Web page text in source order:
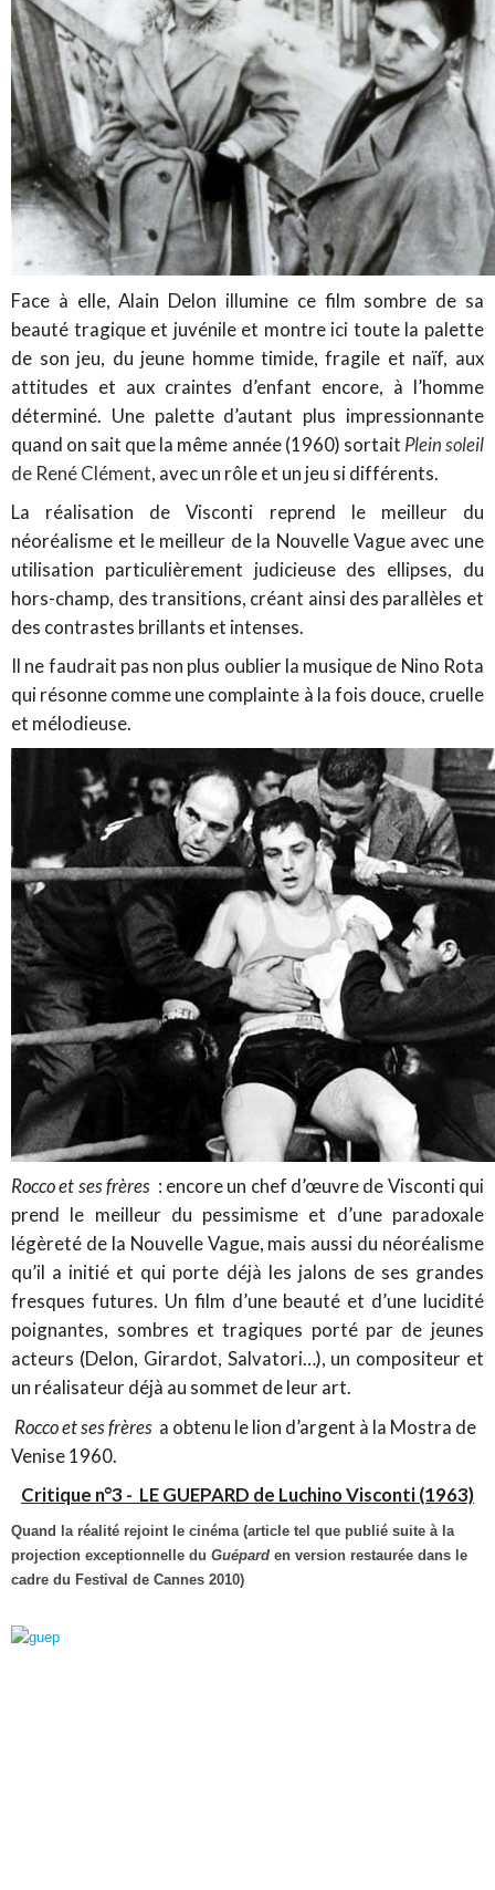
Face à elle, Alain Delon illumine ce film sombre de sa
beauté tragique et juvénile et montre ici toute la palette
de son jeu, du jeune homme timide, fragile et naïf, aux
attitudes et aux craintes d’enfant encore, à l’homme
déterminé. Une palette d’autant plus impressionnante
quand on sait que la même année (1960) sortait Plein soleil
de René Clément, avec un rôle et un jeu si différents.
La réalisation de Visconti reprend le meilleur du
néoréalisme et le meilleur de la Nouvelle Vague avec une
utilisation particulièrement judicieuse des ellipses, du
hors-champ, des transitions, créant ainsi des parallèles et
des contrastes brillants et intenses.
Il ne faudrait pas non plus oublier la musique de Nino Rota
qui résonne comme une complainte à la fois douce, cruelle
et mélodieuse.
Rocco et ses frères : encore un chef d’œuvre de Visconti qui
prend le meilleur du pessimisme et d’une paradoxale
légèreté de la Nouvelle Vague, mais aussi du néoréalisme
qu’il a initié et qui porte déjà les jalons de ses grandes
fresques futures. Un film d’une beauté et d’une lucidité
poignantes, sombres et tragiques porté par de jeunes
acteurs (Delon, Girardot, Salvatori…), un compositeur et
un réalisateur déjà au sommet de leur art.
Rocco et ses frères a obtenu le lion d’argent à la Mostra de
Venise 1960.
Critique n°3 - LE GUEPARD de Luchino Visconti (1963)
Quand la réalité rejoint le cinéma (article tel que publié suite à la
projection exceptionnelle duGuépard en version restaurée dans le
cadre du Festival de Cannes 2010)